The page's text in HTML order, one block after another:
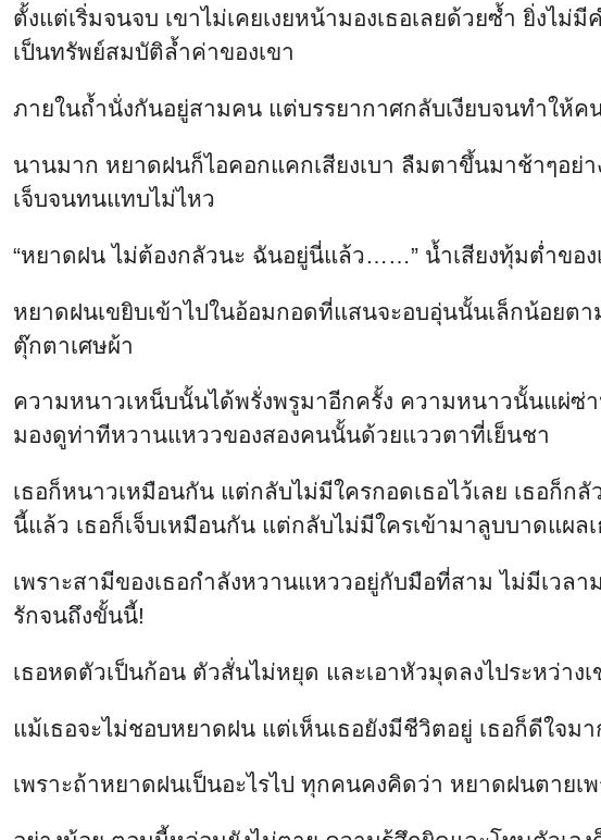
ความหนาวเหน็บนั้นได้พรั่งพรูมาอีกครั้ง ความหนาวนั้นแผ่ซ่
มองดูท่าทีหวานแหววของสองคนนั้นด้วยแววตาที่เย็นชา
เธอก็หนาวเหมือนกัน แต่กลับไม่มีใครกอดเธอไว้เลย เธอก็
นี้แล้ว เธอก็เจ็บเหมือนกัน แต่กลับไม่มีใครเข้ามาลูบบาดแผ
เพราะสามีของเธอกำลังหวานแหววอยู่กับมือที่สาม ไม่มีเวล
รักจนถึงขั้นนี้!
เธอหดตัวเป็นก้อน ตัวสั่นไม่หยุด และเอาหัวมุดลงไประหว่างเ
แม้เธอจะไม่ชอบหยาดฝน แต่เห็นเธอยังมีชีวิตอยู่ เธอก็ดีใจม
เพราะถ้าหยาดฝนเป็นอะไรไป ทุกคนคงคิดว่า หยาดฝนตายเ